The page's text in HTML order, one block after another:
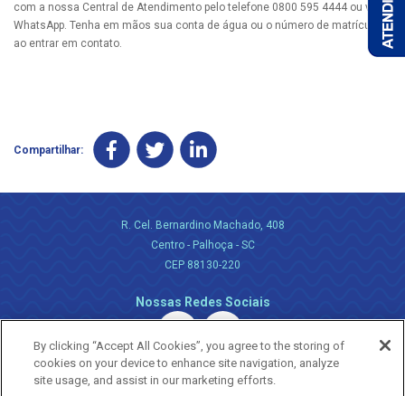
com a nossa Central de Atendimento pelo telefone 0800 595 4444 ou via
WhatsApp. Tenha em mãos sua conta de água ou o número de matrícula
ao entrar em contato.
Compartilhar:
R. Cel. Bernardino Machado, 408
Centro - Palhoça - SC
CEP 88130-220
Nossas Redes Sociais
By clicking “Accept All Cookies”, you agree to the storing of
cookies on your device to enhance site navigation, analyze
site usage, and assist in our marketing efforts.